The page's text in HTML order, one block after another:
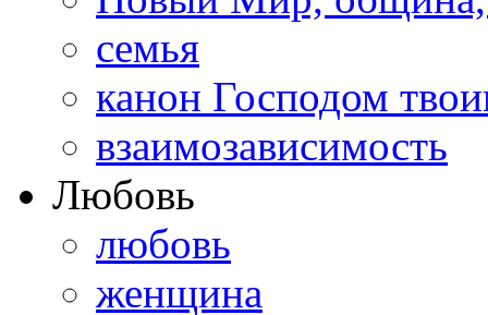
семья
канон Господом
взаимозависимость
Любовь
любовь
женщина